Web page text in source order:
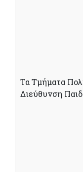
Τα Τμήματα
Διεύθυνση